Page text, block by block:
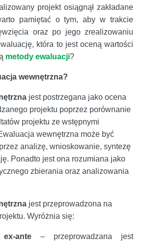
projekt osiągnął zakładane
pamiętać o tym, aby w trakcie
oraz po jego zrealizowaniu
która to jest oceną wartości
metody ewaluacji?
wewnętrzna?
jest postrzegana jako ocena
projektu poprzez porównanie
projektu ze wstępnymi
wewnętrzna może być
analizę, wnioskowanie, syntezę
Ponadto jest ona rozumiana jako
zbierania oraz analizowania
jest przeprowadzona na
Wyróżnia się:
ante – przeprowadzana jest